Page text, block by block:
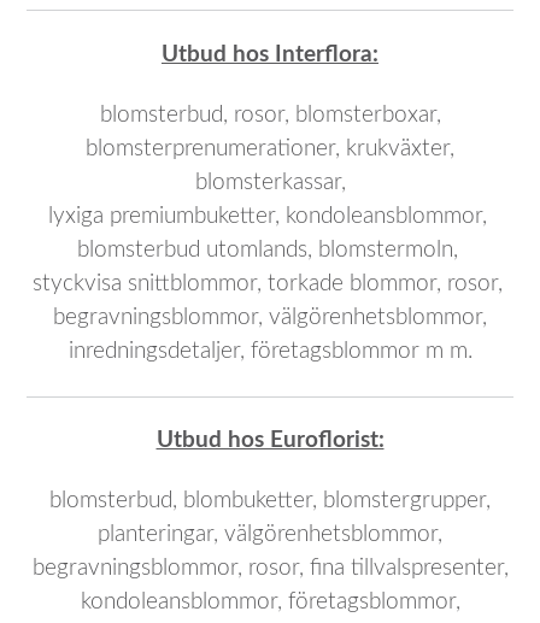
Utbud hos Interflora:
blomsterbud, rosor, blomsterboxar,
blomsterprenumerationer, krukväxter,
blomsterkassar,
lyxiga premiumbuketter, kondoleansblommor,
blomsterbud utomlands, blomstermoln,
styckvisa snittblommor, torkade blommor, rosor,
begravningsblommor, välgörenhetsblommor,
inredningsdetaljer, företagsblommor m m.
Utbud hos Euroflorist:
blomsterbud, blombuketter, blomstergrupper,
planteringar, välgörenhetsblommor,
begravningsblommor, rosor, fina tillvalspresenter,
kondoleansblommor, företagsblommor,